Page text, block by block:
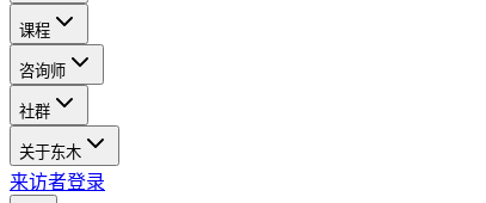
课程
咨询师
社群
关于东木
来访者登录